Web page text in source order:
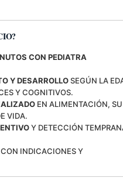
CON PEDIATRA
Y DESARROLLOSEGÚN LA
Y COGNITIVOS.
EN ALIMENTACIÓN,
VIDA.
Y DETECCIÓN
CON INDICACIONES Y